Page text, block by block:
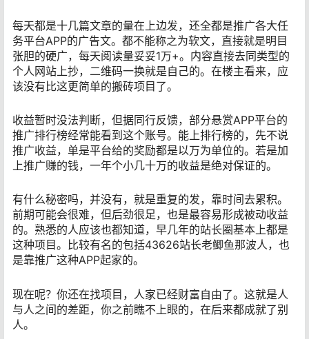
每天都是十几篇文章的量在上边发，还全都是推广各大任
务平台APP的广告文。都不能称之为软文，直接就是明目
张胆的硬广，每天阅读量妥妥1万+。内容直接去同类型的
个人网站上抄，二维码一换就是自己的。在楼主看来，应
该没有比这更简单的搬砖项目了。
收益暂时没法判断，但据同行反馈，部分悬赏APP平台的
推广排行榜经常能看到这个账号。能上排行榜的，先不说
推广收益，单是平台给的奖励都是以万为单位的。若是加
上推广赚的钱，一年个小几十万的收益是绝对保证的。
有什么秘密吗，并没有，就是重复的发，靠时间去累积。
前期可能会很难，但后劲很足，也是最容易形成被动收益
的。熟悉的人应该也都知道，早几年的站长圈基本上都是
这种项目。比较有名的包括43626站长老鲫鱼那波人，也
是靠推广这种APP起家的。
现在呢？你还在找项目，人家已经财富自由了。这就是人
与人之间的差距，你之前瞧不上眼的，在后来都成就了别
人。